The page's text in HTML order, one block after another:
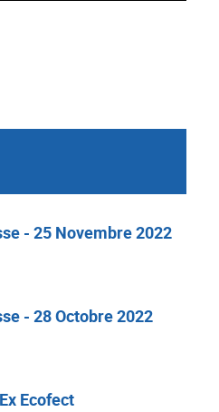
- 25 Novembre 2022
- 28 Octobre 2022
Ecofect